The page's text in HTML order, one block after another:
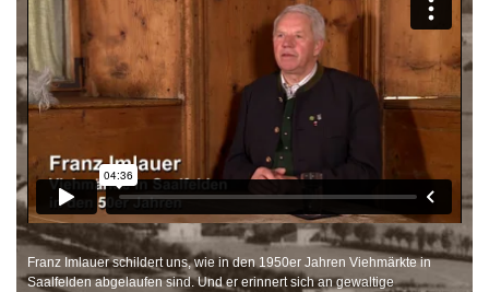
Franz Imlauer schildert uns, wie in den 1950er Jahren Viehmärkte in
Saalfelden abgelaufen sind. Und er erinnert sich an gewaltige